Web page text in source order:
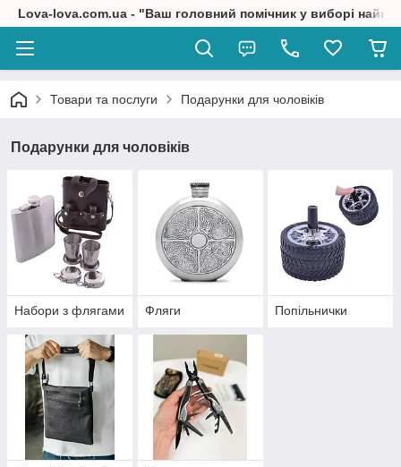
Lova-lova.com.ua - "Ваш головний помічник у виборі
Товари та послуги Подарунки для чоловіків
Подарунки для чоловіків
Набори з флягами Фляги Попільнички